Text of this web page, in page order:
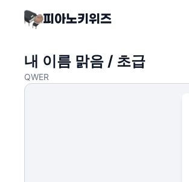
내 이름 맑음 / 초급
QWER